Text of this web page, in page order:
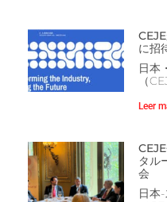
に招
日本
（
Leer
タル
会
日本